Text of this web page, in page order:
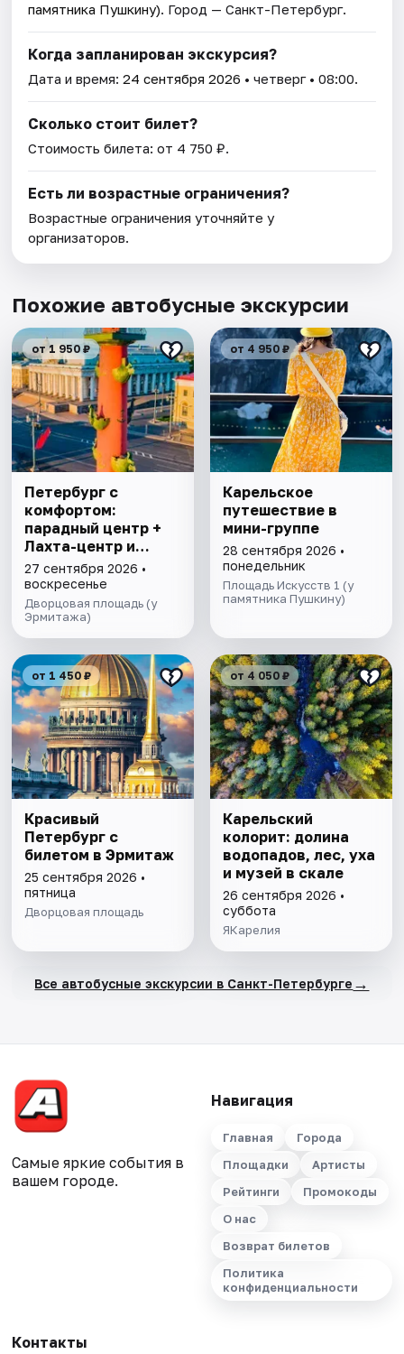
памятника Пушкину). Город — Санкт-Петербург.
Когда запланирован экскурсия?
Дата и время:24 сентября 2026 • четверг • 08:00.
Сколько стоит билет?
Стоимость билета: от 4 750 ₽.
Есть ли возрастные ограничения?
Возрастные ограничения уточняйте у
организаторов.
Похожие автобусные экскурсии
от 1 950 ₽
Петербург с
комфортом:
парадный центр +
Лахта-центр и
Финский залив
27 сентября 2026 •
воскресенье
Дворцовая площадь (у
Эрмитажа)
от 4 950 ₽
Карельское
путешествие в
мини-группе
28 сентября 2026 •
понедельник
Площадь Искусств 1 (у
памятника Пушкину)
от 1 450 ₽
Красивый
Петербург с
билетом в Эрмитаж
25 сентября 2026 •
пятница
Дворцовая площадь
от 4 050 ₽
Карельский
колорит: долина
водопадов, лес, уха
и музей в скале
26 сентября 2026 •
суббота
ЯКарелия
Все автобусные экскурсии в Санкт-Петербурге →
Самые яркие события в
вашем городе.
Навигация
Главная
Города
Площадки
Артисты
Рейтинги
Промокоды
О нас
Возврат билетов
Политика
конфиденциальности
Контакты